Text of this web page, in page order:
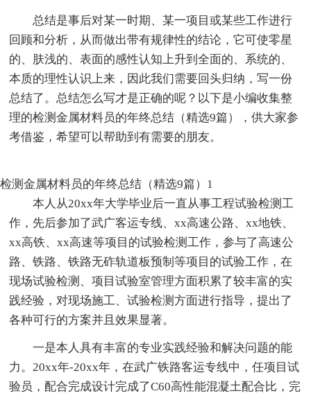
总结是事后对某一时期、某一项目或某些工作进行
回顾和分析，从而做出带有规律性的结论，它可使零星
的、肤浅的、表面的感性认知上升到全面的、系统的、
本质的理性认识上来，因此我们需要回头归纳，写一份
总结了。总结怎么写才是正确的呢？以下是小编收集整
理的检测金属材料员的年终总结（精选9篇），供大家参
考借鉴，希望可以帮助到有需要的朋友。
检测金属材料员的年终总结（精选9篇）1
本人从20xx年大学毕业后一直从事工程试验检测工
作，先后参加了武广客运专线、xx高速公路、xx地铁、
xx高铁、xx高速等项目的试验检测工作，参与了高速公
路、铁路、铁路无砟轨道板预制等项目的试验工作，在
现场试验检测、项目试验室管理方面积累了较丰富的实
践经验，对现场施工、试验检测方面进行指导，提出了
各种可行的方案并且效果显著。
一是本人具有丰富的专业实践经验和解决问题的能
力。20xx年-20xx年，在武广铁路客运专线中，任项目试
验员，配合完成设计完成了C60高性能混凝土配合比，完